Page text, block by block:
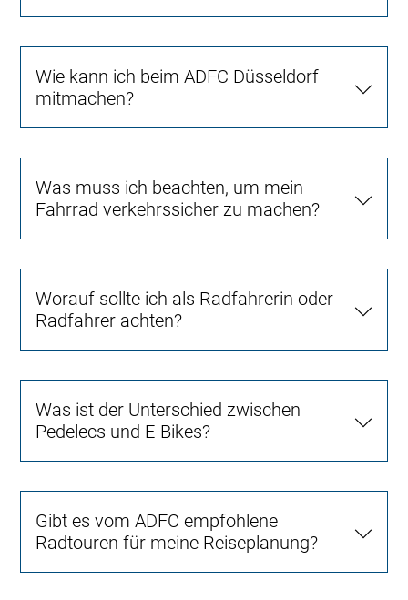
Wie kann ich beim ADFC Düsseldorf
mitmachen?
Was muss ich beachten, um mein
Fahrrad verkehrssicher zu machen?
Worauf sollte ich als Radfahrerin oder
Radfahrer achten?
Was ist der Unterschied zwischen
Pedelecs und E-Bikes?
Gibt es vom ADFC empfohlene
Radtouren für meine Reiseplanung?